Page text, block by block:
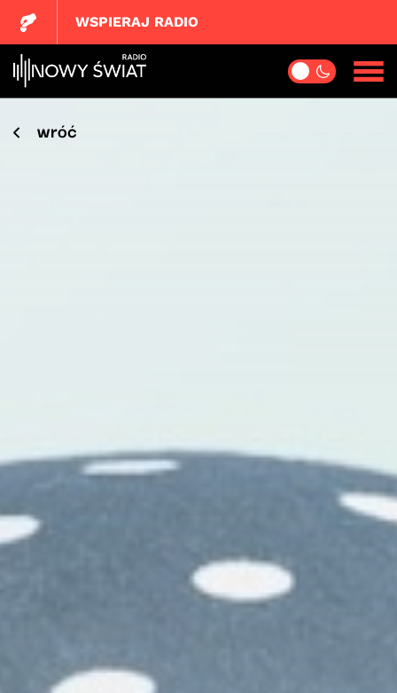
WSPIERAJ RADIO
wróć